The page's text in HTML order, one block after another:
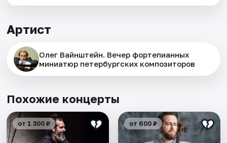
Артист
Олег Вайнштейн. Вечер фортепианных
миниатюр петербургских композиторов
Похожие концерты
от 1 300 ₽ от 600 ₽